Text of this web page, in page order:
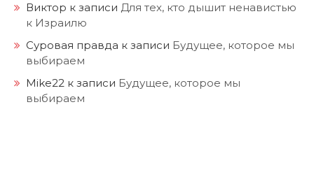
Виктор к записи Для тех, кто дышит ненавистью
к Израилю
Суровая правда к записи Будущее, которое мы
выбираем
Mike22 к записи Будущее, которое мы
выбираем